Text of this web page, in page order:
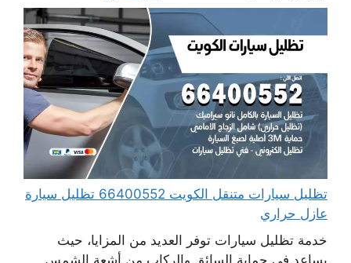
تظليل سيارات متنقل الكويت 66400552 تظليل سيارة
عازل حراري
خدمة تظليل سيارات توفر العديد من المزايا، حيث
يساعد في حماية السائق والركاب من أشعة الشمس